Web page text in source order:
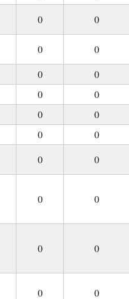
0
0
0
0
0
0
0
0
0
0
0
0
0
0
0 0
0 0
0 0